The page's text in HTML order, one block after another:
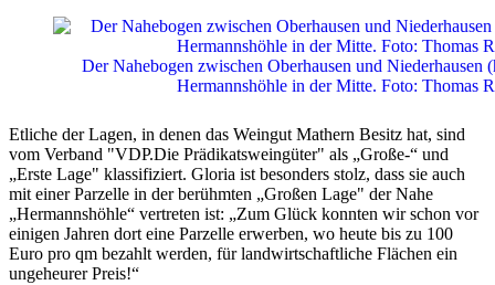
Der Nahebogen zwischen Oberhausen und Niederhausen
Hermannshöhle in der Mitte. Foto: Thomas
Etliche der Lagen, in denen das Weingut Mathern Besitz hat, sind
vom Verband "VDP.Die Prädikatsweingüter" als „Große-“ und
„Erste Lage" klassifiziert. Gloria ist besonders stolz, dass sie auch
mit einer Parzelle in der berühmten „Großen Lage" der Nahe
„Hermannshöhle“ vertreten ist: „Zum Glück konnten wir schon vor
einigen Jahren dort eine Parzelle erwerben, wo heute bis zu 100
Euro pro qm bezahlt werden, für landwirtschaftliche Flächen ein
ungeheurer Preis!“